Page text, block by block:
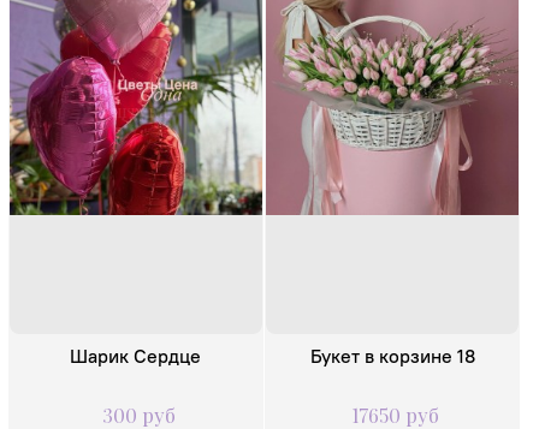
Состав:
1 штука.
Шарик Сердце
300 руб
Композиция из
тюльпанов и
генисты +
открытка
Букет в корзине 18
17650 руб